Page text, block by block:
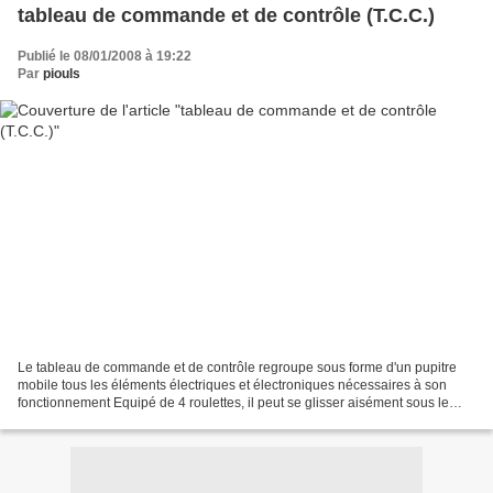
tableau de commande et de contrôle (T.C.C.)
Publié le 08/01/2008 à 19:22
Par piouls
Le tableau de commande et de contrôle regroupe sous forme d'un pupitre
mobile tous les éléments électriques et électroniques nécessaires à son
fonctionnement Equipé de 4 roulettes, il peut se glisser aisément sous le